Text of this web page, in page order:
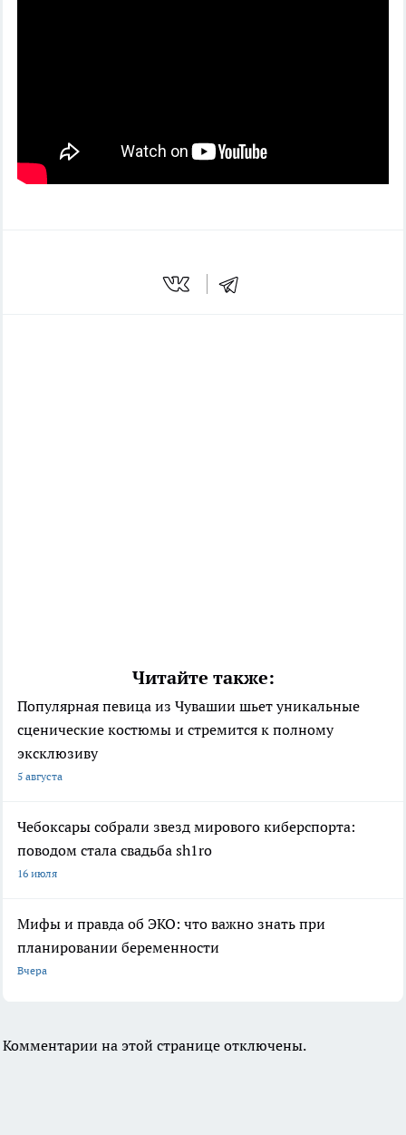
Читайте также:
Популярная певица из Чувашии шьет уникальные
сценические костюмы и стремится к полному
эксклюзиву
5 августа
Чебоксары собрали звезд мирового киберспорта:
поводом стала свадьба sh1ro
16 июля
Мифы и правда об ЭКО: что важно знать при
планировании беременности
Вчера
Комментарии на этой странице отключены.